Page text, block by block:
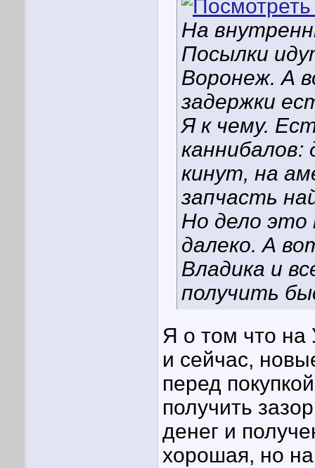
На
Посылки
Воронеж. А
задержки
Я к чему.
кинут, на
запчасть
Но дело это
далеко. А
Владика и
получить
Я о том что на
и сейчас,
перед
получить
денег и
хорошая, но